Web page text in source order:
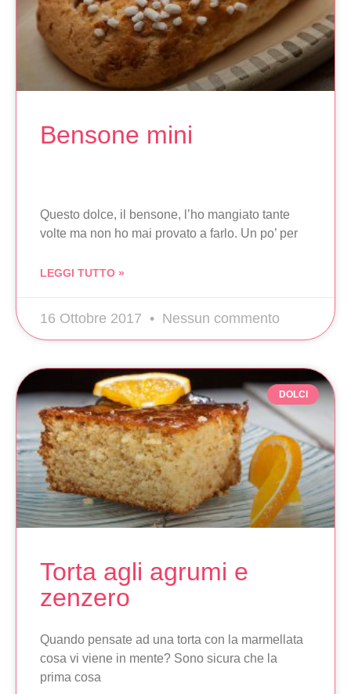
Bensone mini
Questo dolce, il bensone, l’ho mangiato tante
volte ma non ho mai provato a farlo. Un po’ per
LEGGI TUTTO »
16 Ottobre 2017 Nessun commento
DOLCI
Torta agli agrumi e
zenzero
Quando pensate ad una torta con la marmellata
cosa vi viene in mente? Sono sicura che la
prima cosa